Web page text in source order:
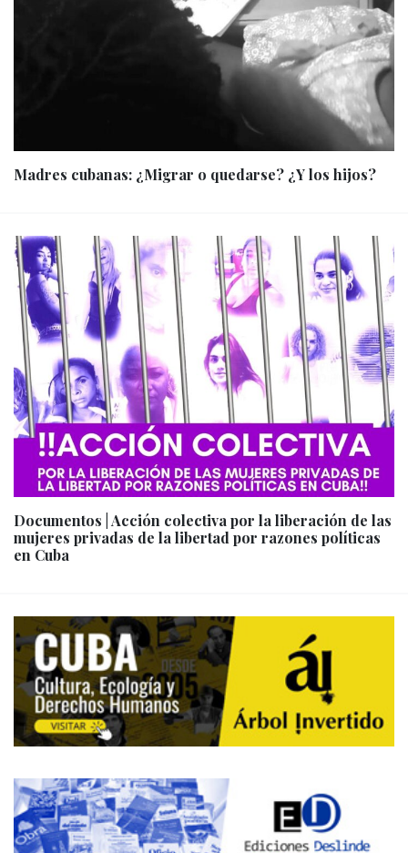
Madres cubanas: ¿Migrar o quedarse? ¿Y los hijos?
Documentos | Acción colectiva por la liberación de las
mujeres privadas de la libertad por razones políticas
en Cuba